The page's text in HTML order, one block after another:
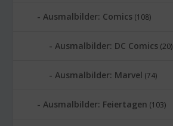
Ausmalbilder: Comics (108)
Ausmalbilder: DC Comics (20)
Ausmalbilder: Marvel (74)
Ausmalbilder: Feiertagen (103)